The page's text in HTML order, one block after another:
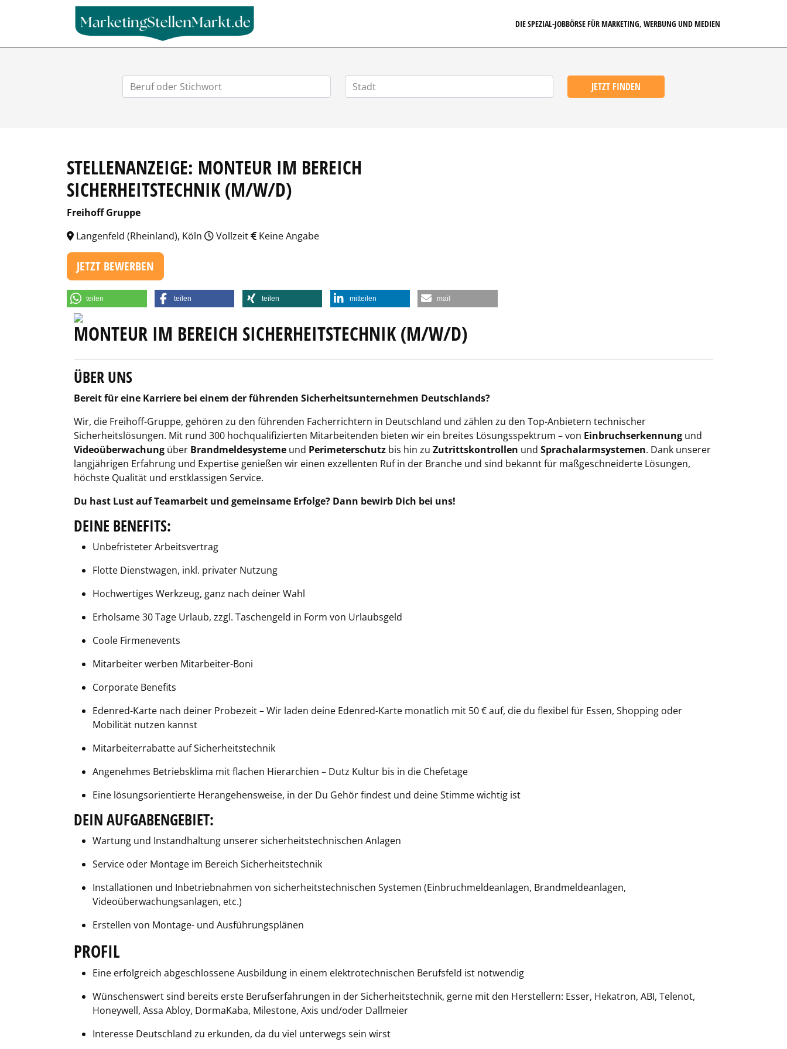
DIE SPEZIAL-JOBBÖRSE FÜR MARKETING, WERBUNG UND MEDIEN
JETZT FINDEN
STELLENANZEIGE: MONTEUR IM BEREICH
SICHERHEITSTECHNIK (M/W/D)
Freihoff Gruppe
Langenfeld (Rheinland), Köln
Vollzeit Keine Angabe
JETZT BEWERBEN
teilen teilen teilen mitteilen mail
MONTEUR IM BEREICH SICHERHEITSTECHNIK (M/W/D)
ÜBER UNS
Bereit für eine Karriere bei einem der führenden Sicherheitsunternehmen Deutschlands?
Wir, die Freihoff-Gruppe, gehören zu den führenden Facherrichtern in Deutschland und zählen zu den Top-Anbietern technischer
Sicherheitslösungen. Mit rund 300 hochqualifizierten Mitarbeitenden bieten wir ein breites Lösungsspektrum – von Einbruchserkennung und
Videoüberwachung über Brandmeldesysteme und Perimeterschutz bis hin zu Zutrittskontrollen und Sprachalarmsystemen. Dank unserer
langjährigen Erfahrung und Expertise genießen wir einen exzellenten Ruf in der Branche und sind bekannt für maßgeschneiderte Lösungen,
höchste Qualität und erstklassigen Service.
Du hast Lust auf Teamarbeit und gemeinsame Erfolge? Dann bewirb Dich bei uns!
DEINE BENEFITS:
Unbefristeter Arbeitsvertrag
Flotte Dienstwagen, inkl. privater Nutzung
Hochwertiges Werkzeug, ganz nach deiner Wahl
Erholsame 30 Tage Urlaub, zzgl. Taschengeld in Form von Urlaubsgeld
Coole Firmenevents
Mitarbeiter werben Mitarbeiter-Boni
Corporate Benefits
Edenred-Karte nach deiner Probezeit – Wir laden deine Edenred-Karte monatlich mit 50 € auf, die du flexibel für Essen, Shopping oder
Mobilität nutzen kannst
Mitarbeiterrabatte auf Sicherheitstechnik
Angenehmes Betriebsklima mit flachen Hierarchien – Dutz Kultur bis in die Chefetage
Eine lösungsorientierte Herangehensweise, in der Du Gehör findest und deine Stimme wichtig ist
DEIN AUFGABENGEBIET:
Wartung und Instandhaltung unserer sicherheitstechnischen Anlagen
Service oder Montage im Bereich Sicherheitstechnik
Installationen und Inbetriebnahmen von sicherheitstechnischen Systemen (Einbruchmeldeanlagen, Brandmeldeanlagen,
Videoüberwachungsanlagen, etc.)
Erstellen von Montage- und Ausführungsplänen
PROFIL
Eine erfolgreich abgeschlossene Ausbildung in einem elektrotechnischen Berufsfeld ist notwendig
Wünschenswert sind bereits erste Berufserfahrungen in der Sicherheitstechnik, gerne mit den Herstellern: Esser, Hekatron, ABI, Telenot,
Honeywell, Assa Abloy, DormaKaba, Milestone, Axis und/oder Dallmeier
Interesse Deutschland zu erkunden, da du viel unterwegs sein wirst